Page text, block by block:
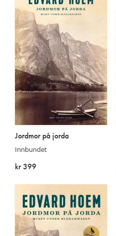
Jordmor på jorda
Innbundet
kr 399